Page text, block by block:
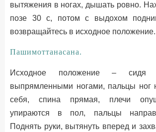
вытяжения в ногах, дышать ровно.
позе 30 с, потом с выдохом
возвращайтесь в исходное положение.
Пашимоттанасана.
Исходное положение –
выпрямленными ногами, пальцы ног
себя, спина прямая, плечи
упираются в пол, пальцы
Поднять руки, вытянуть вперед и